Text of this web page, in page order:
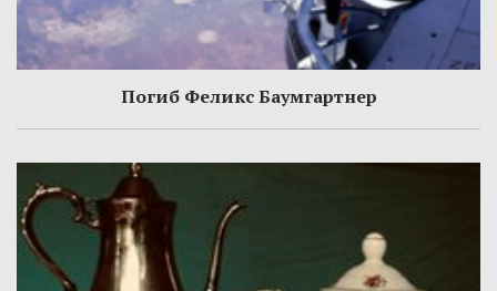
Погиб Феликс Баумгартнер